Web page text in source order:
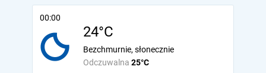
00:00
24°C
Odczuwalna 25°C
Bezchmurnie, słonecznie